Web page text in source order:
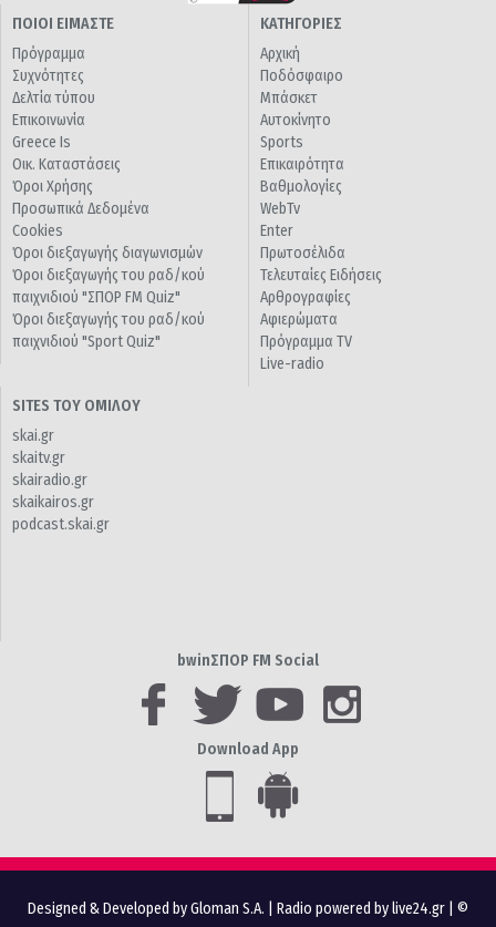
ΠΟΙΟΙ ΕΙΜΑΣΤΕ
Πρόγραμμα
Συχνότητες
Δελτία τύπου
Επικοινωνία
Greece Is
Οικ. Καταστάσεις
Όροι Χρήσης
Προσωπικά Δεδομένα
Cookies
Όροι διεξαγωγής διαγωνισμών
Όροι διεξαγωγής του ραδ/κού
παιχνιδιού "ΣΠΟΡ FM Quiz"
Όροι διεξαγωγής του ραδ/κού
παιχνιδιού "Sport Quiz"
ΚΑΤΗΓΟΡΙΕΣ
Αρχική
Ποδόσφαιρο
Μπάσκετ
Αυτοκίνητο
Sports
Επικαιρότητα
Βαθμολογίες
WebTv
Enter
Πρωτοσέλιδα
Τελευταίες Ειδήσεις
Αρθρογραφίες
Αφιερώματα
Πρόγραμμα TV
Live-radio
SITES ΤΟΥ ΟΜΙΛΟΥ
skai.gr
skaitv.gr
skairadio.gr
skaikairos.gr
podcast.skai.gr
bwinΣΠΟΡ FM Social
Download App
Designed & Developed by Gloman S.A. Radio powered by live24.gr | ©